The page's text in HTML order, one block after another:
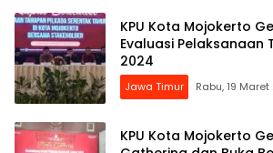
KPU Kota Mojokerto
Evaluasi Pelaksanaan
2024
Jawa Timur Rabu, 19
KPU Kota Mojokerto